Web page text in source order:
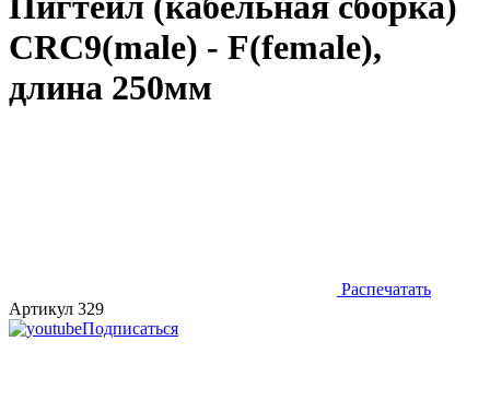
CRC9(male) - F(female),
длина 250мм
Распечатать
Артикул 329
Подписаться